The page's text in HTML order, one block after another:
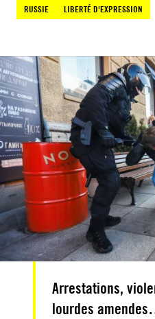
RUSSIE
LIBERTÉ D'EXPRESSION
Arrestations,
lourdes